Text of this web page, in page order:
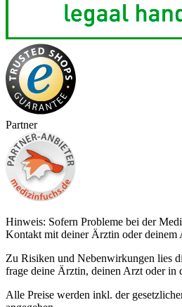
Partner
Hinweis: Sofern Probleme bei der
Kontakt mit deiner Ärztin oder deinem
Zu Risiken und Nebenwirkungen lies
frage deine Ärztin, deinen Arzt oder in
Alle Preise werden inkl. der